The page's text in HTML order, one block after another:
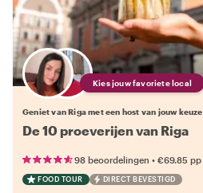
Kies jouw favoriete local
Geniet van Riga met een host van jouw keuze
De 10 proeverijen van Riga
98 beoordelingen • €69.85 pp
FOOD TOUR DIRECT BEVESTIGD